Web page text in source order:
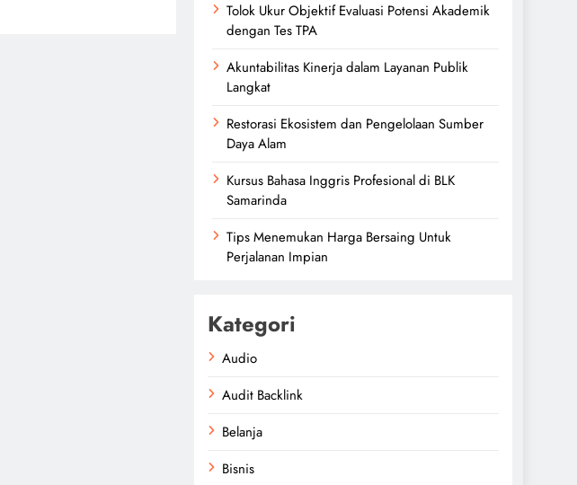
Tolok Ukur Objektif Evaluasi Potensi Akademik
dengan Tes TPA
Akuntabilitas Kinerja dalam Layanan Publik
Langkat
Restorasi Ekosistem dan Pengelolaan Sumber
Daya Alam
Kursus Bahasa Inggris Profesional di BLK
Samarinda
Tips Menemukan Harga Bersaing Untuk
Perjalanan Impian
Kategori
Audio
Audit Backlink
Belanja
Bisnis